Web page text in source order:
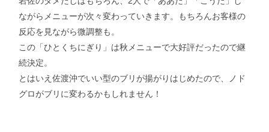
ながらメニューが次々変わっていきます。もちろんお客様の
反応を見ながら微調整も。
この「ひとくちにぎり」は秋メニューで大好評だったので継
続決定。
とはいえ佐渡沖でいい型のブリが揚がりはじめたので、ノド
グロがブリに変わるかもしれません！